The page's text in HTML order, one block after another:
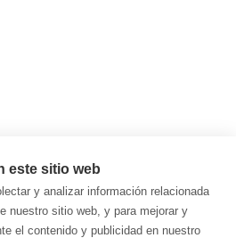
este sitio web
y analizar información relacionada
nuestro sitio web, y para mejorar y
el contenido y publicidad en nuestro